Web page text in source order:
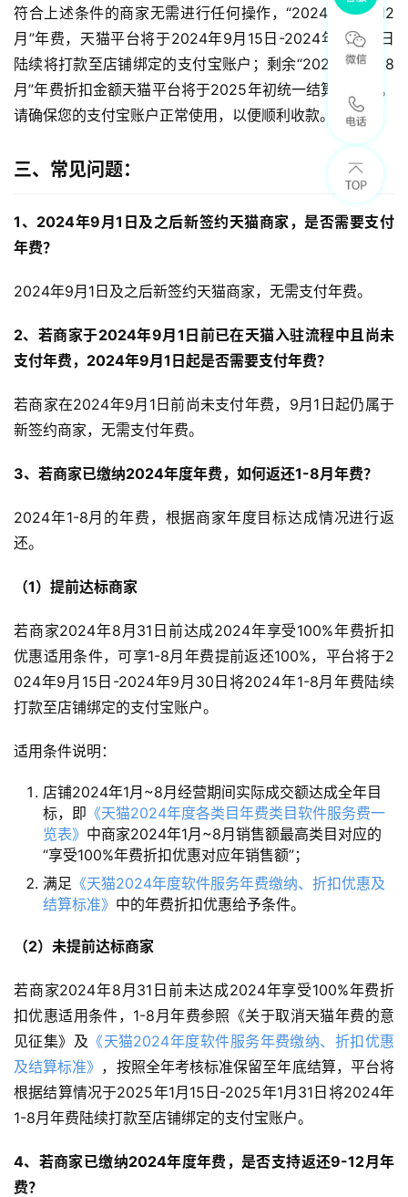
符合上述条件的商家无需进行任何操作，“2024年9月~12
月”年费，天猫平台将于2024年9月15日-2024年9月30日
陆续将打款至店铺绑定的支付宝账户；剩余“2024年1月~8
月”年费折扣金额天猫平台将于2025年初统一结算并返还。
请确保您的支付宝账户正常使用，以便顺利收款。
三、常见问题：
1、2024年9月1日及之后新签约天猫商家，是否需要支付
年费？
2024年9月1日及之后新签约天猫商家，无需支付年费。
2、若商家于2024年9月1日前已在天猫入驻流程中且尚未
支付年费，2024年9月1日起是否需要支付年费？
若商家在2024年9月1日前尚未支付年费，9月1日起仍属于
新签约商家，无需支付年费。
3、若商家已缴纳2024年度年费，如何返还1-8月年费？
2024年1-8月的年费，根据商家年度目标达成情况进行返
还。
（1）提前达标商家
若商家2024年8月31日前达成2024年享受100%年费折扣
优惠适用条件，可享1-8月年费提前返还100%，平台将于2
024年9月15日-2024年9月30日将2024年1-8月年费陆续
打款至店铺绑定的支付宝账户。
适用条件说明：
店铺2024年1月~8月经营期间实际成交额达成全年目
标，即 《天猫2024年度各类目年费类目软件服务费一
览表》 中商家2024年1月~8月销售额最高类目对应的
“享受100%年费折扣优惠对应年销售额”；
满足 《天猫2024年度软件服务年费缴纳、折扣优惠及
结算标准》 中的年费折扣优惠给予条件。
（2）未提前达标商家
若商家2024年8月31日前未达成2024年享受100%年费折
扣优惠适用条件，1-8月年费参照《关于取消天猫年费的意
见征集》及 《天猫2024年度软件服务年费缴纳、折扣优惠
及结算标准》 ，按照全年考核标准保留至年底结算，平台将
根据结算情况于2025年1月15日-2025年1月31日将2024年
1-8月年费陆续打款至店铺绑定的支付宝账户。
4、若商家已缴纳2024年度年费，是否支持返还9-12月年
费？